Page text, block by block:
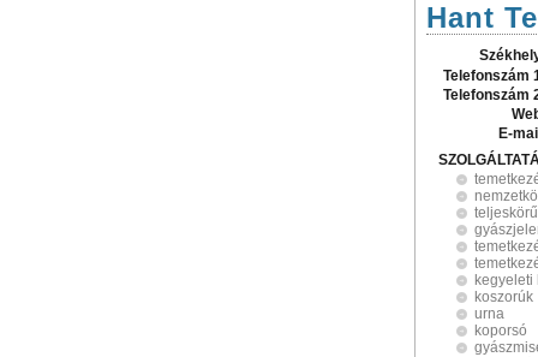
Hant
Telefonszám
Telefonszám
E-
kegyeleti
koszorúk
urna
koporsó